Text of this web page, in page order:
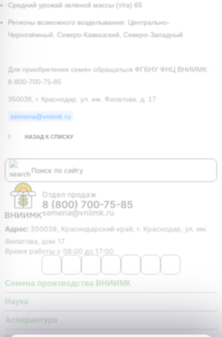
Средний урожай зеленой массы (т/га) 65
Регионы возможного возделывания: Центрально-
Чернозёмный, Северо-Кавказский, Северо-Западный
Для приобретения семян обращаться ФГБНУ ФНЦ ВНИИМК:
8-800-700-75-85
350038, г. Краснодар, ул. им. Филатова, д. 17
semena@vniimk.ru
НАЗАД К СПИСКУ
Отдел продаж
8 (800) 700-75-85
semena@vniimk.ru
Адрес: 350038, Краснодарский край, г. Краснодар, ул. им.
Филатова, дом 17
Время работы с 08:00 до 17:00
Семена производства ВНИИМК
Наука
Аспирантура